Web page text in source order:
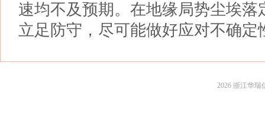
速均不及预期。在地缘局势尘埃
立足防守，尽可能做好应对不确定
2026 浙江华瑞